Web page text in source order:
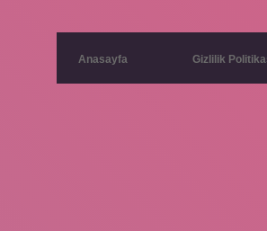
Anasayfa Gizlilik